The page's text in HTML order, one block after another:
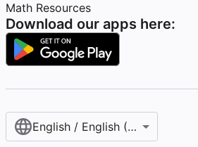
Math Resources
Download our apps here:
English / English (United States)